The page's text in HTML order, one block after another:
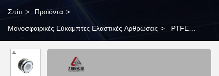
Σπίτι > Προϊόντα >
Μονοσφαιρικές Εύκαμπτες Ελαστικές Αρθρώσεις > PTFE
για σωλήνα